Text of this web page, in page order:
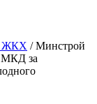
ЖКХ / Минстрой
МКД за